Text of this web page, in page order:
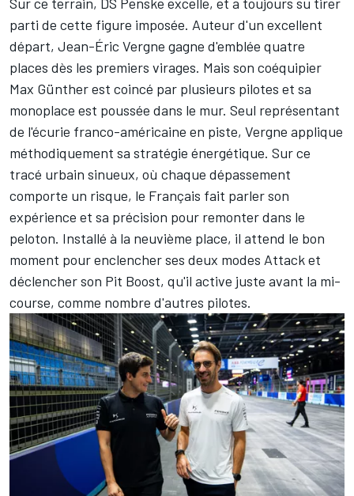
parti de cette figure imposée. Auteur d'un excellent
départ, Jean-Éric Vergne gagne d'emblée quatre
places dès les premiers virages. Mais son coéquipier
Max Günther est coincé par plusieurs pilotes et sa
monoplace est poussée dans le mur. Seul représentant
de l'écurie franco-américaine en piste, Vergne applique
méthodiquement sa stratégie énergétique. Sur ce
tracé urbain sinueux, où chaque dépassement
comporte un risque, le Français fait parler son
expérience et sa précision pour remonter dans le
peloton. Installé à la neuvième place, il attend le bon
moment pour enclencher ses deux modes Attack et
déclencher son Pit Boost, qu'il active juste avant la mi-
course, comme nombre d'autres pilotes.